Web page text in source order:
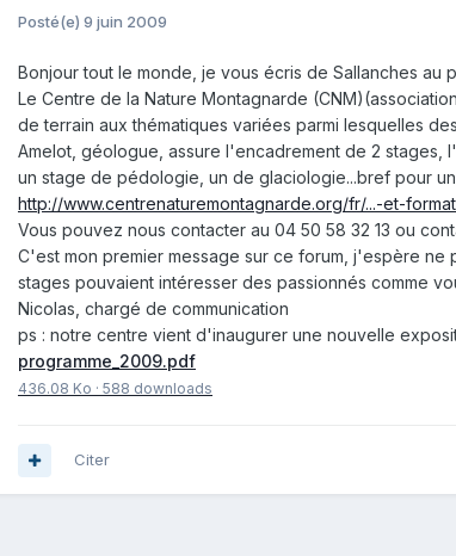
Posté(e) 9 juin 2009
Bonjour tout le monde, je vous écris de Sallanches au
Le Centre de la Nature Montagnarde
de terrain aux thématiques variées parmi lesquelles
Amelot, géologue, assure l'encadrement de 2 stages,
un stage de pédologie, un de glaciologie...bref pour
http://www.centrenaturemontagnarde.org/fr/...-et-
Vous pouvez nous contacter au 04 50 58 32 13 ou
C'est mon premier message sur ce forum, j'espère
stages pouvaient intéresser des passionnés comme
Nicolas, chargé de communication
ps : notre centre vient d'inaugurer une nouvelle
programme_2009.pdf
436.08 Ko · 588 downloads
Citer